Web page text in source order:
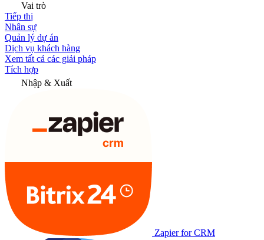
Vai trò
Tiếp thị
Nhân sự
Quản lý dự án
Dịch vụ khách hàng
Xem tất cả các giải pháp
Tích hợp
Nhập & Xuất
Zapier for CRM